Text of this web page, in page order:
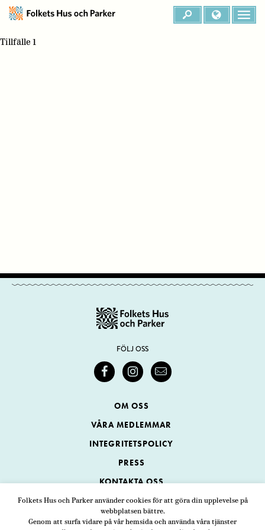
Folkets Hus och Parker använder cookies för att göra din upplevelse på
webbplatsen bättre.
Genom att surfa vidare på vår hemsida och använda våra tjänster
Tillfälle 1
FÖLJ OSS
OM OSS
VÅRA MEDLEMMAR
INTEGRITETSPOLICY
PRESS
KONTAKTA OSS
Folkets Hus och Parker